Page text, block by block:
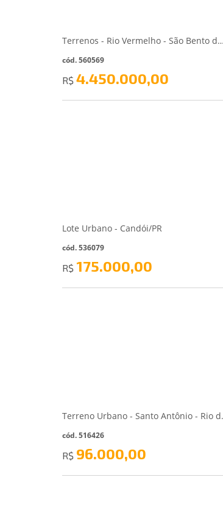
Terrenos - Rio Vermelho - São Bento do Sul/SC
cód. 560569
R$ 4.450.000,00
Lote Urbano - Candói/PR
cód. 536079
R$ 175.000,00
Terreno
cód. 516426
R$ 96.000,00